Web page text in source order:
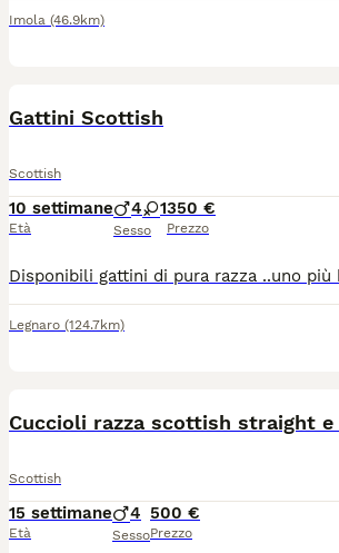
Imola (46.9km)
Gattini Scottish
Scottish
10 settimane
Età
4 1
Sesso
350 €
Prezzo
Legnaro (124.7km)
Cuccioli razza scottish straight
Scottish
15 settimane
Età
4
Sesso
500 €
Prezzo